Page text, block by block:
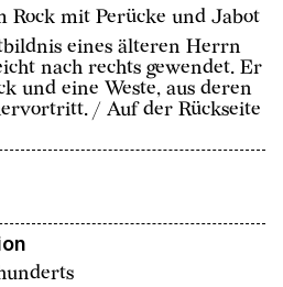
mit Perücke und Jabot
eines älteren Herrn
nach rechts gewendet. Er
und eine Weste, aus deren
/ Auf der Rückseite